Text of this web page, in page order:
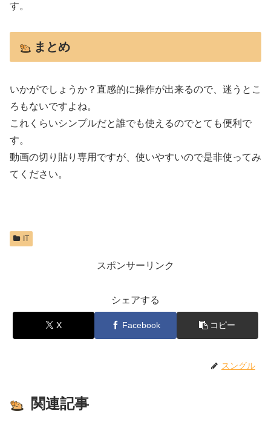
す。
まとめ
いかがでしょうか？直感的に操作が出来るので、迷うとこ
ろもないですよね。
これくらいシンプルだと誰でも使えるのでとても便利で
す。
動画の切り貼り専用ですが、使いやすいので是非使ってみ
てください。
IT
スポンサーリンク
シェアする
X Facebook コピー
スングル
関連記事